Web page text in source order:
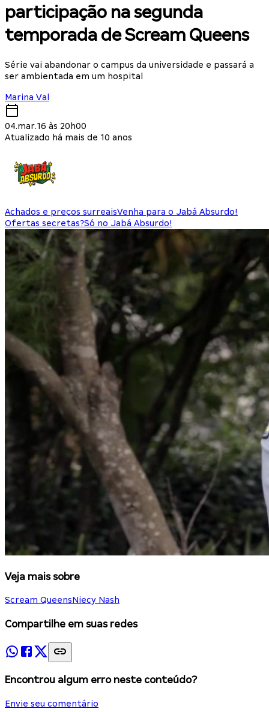
participação na segunda
temporada de Scream Queens
Série vai abandonar o campus da universidade e passará a
ser ambientada em um hospital
Marina Val
04.mar.16 às 20h00
Atualizado há mais de 10 anos
Achados e preços surreaisVenha para o Jabá Absurdo!
Ofertas secretas?Só no Jabá Absurdo!
Veja mais sobre
Scream QueensNiecy Nash
Compartilhe em suas redes
Encontrou algum erro neste conteúdo?
Envie seu comentário